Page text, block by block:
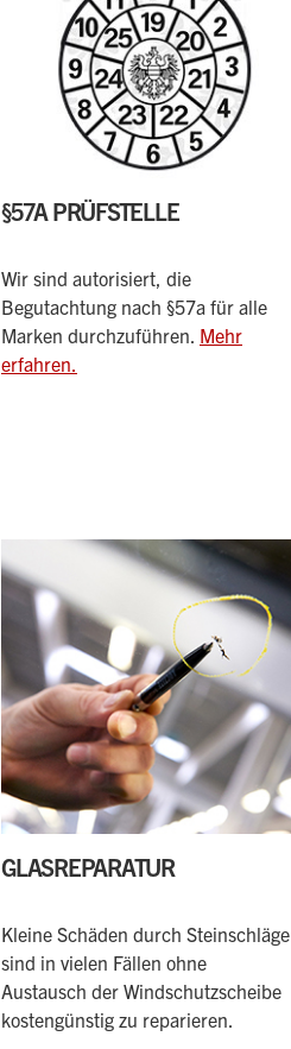
§57A PRÜFSTELLE
Wir sind autorisiert, die
Begutachtung nach §57a für alle
Marken durchzuführen. Mehr
erfahren.
GLASREPARATUR
Kleine Schäden durch Steinschläge
sind in vielen Fällen ohne
Austausch der Windschutzscheibe
kostengünstig zu reparieren.